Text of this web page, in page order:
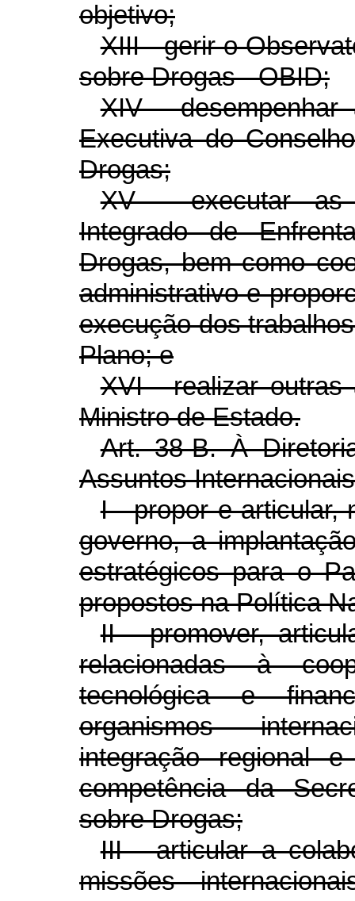
objetivo;
XIII - gerir o
sobre Drogas - OBID;
XIV - desempenhar
Executiva do
Drogas;
XV - executar as
Integrado de
Drogas, bem como
administrativo e
execução dos
Plano; e
XVI - realizar outras
Ministro de Estado.
Art. 38-B. À
Assuntos
I - propor e articular,
governo, a
estratégicos para o
propostos na Política
II - promover,
relacionadas à
tecnológica e
organismos
integração regional
competência da
sobre Drogas;
III - articular a
missões